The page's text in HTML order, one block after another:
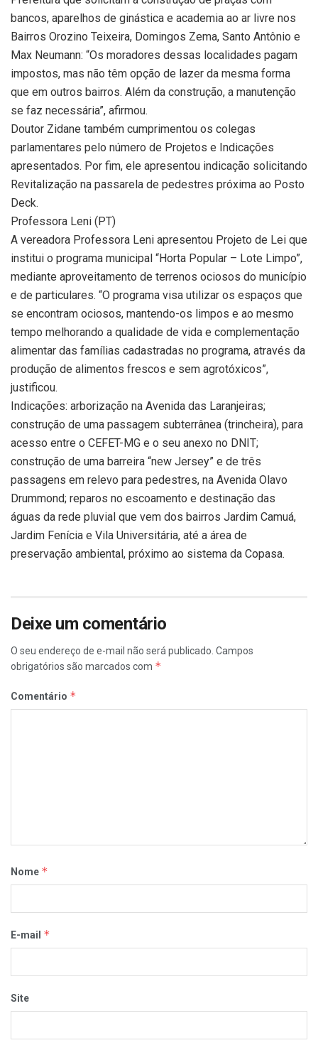
bancos, aparelhos de ginástica e academia ao ar livre nos
Bairros Orozino Teixeira, Domingos Zema, Santo Antônio e
Max Neumann: “Os moradores dessas localidades pagam
impostos, mas não têm opção de lazer da mesma forma
que em outros bairros. Além da construção, a manutenção
se faz necessária”, afirmou.
Doutor Zidane também cumprimentou os colegas
parlamentares pelo número de Projetos e Indicações
apresentados. Por fim, ele apresentou indicação solicitando
Revitalização na passarela de pedestres próxima ao Posto
Deck.
Professora Leni (PT)
A vereadora Professora Leni apresentou Projeto de Lei que
institui o programa municipal “Horta Popular – Lote Limpo”,
mediante aproveitamento de terrenos ociosos do município
e de particulares. “O programa visa utilizar os espaços que
se encontram ociosos, mantendo-os limpos e ao mesmo
tempo melhorando a qualidade de vida e complementação
alimentar das famílias cadastradas no programa, através da
produção de alimentos frescos e sem agrotóxicos”,
justificou.
Indicações: arborização na Avenida das Laranjeiras;
construção de uma passagem subterrânea (trincheira), para
acesso entre o CEFET-MG e o seu anexo no DNIT;
construção de uma barreira “new Jersey” e de três
passagens em relevo para pedestres, na Avenida Olavo
Drummond; reparos no escoamento e destinação das
águas da rede pluvial que vem dos bairros Jardim Camuá,
Jardim Fenícia e Vila Universitária, até a área de
preservação ambiental, próximo ao sistema da Copasa.
Deixe um comentário
O seu endereço de e-mail não será publicado. Campos
obrigatórios são marcados com *
Comentário *
Nome *
E-mail *
Site